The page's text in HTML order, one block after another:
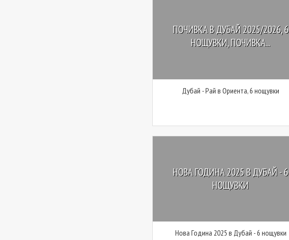
ПОЧИВКА В ДУБАЙ 2025/2026, 6
НОЩУВКИ, ПОЧИВКА...
Дубай - Рай в Ориента, 6 нощувки
НОВА ГОДИНА 2025 В ДУБАЙ - 6
НОЩУВКИ
Нова Година 2025 в Дубай - 6 нощувки